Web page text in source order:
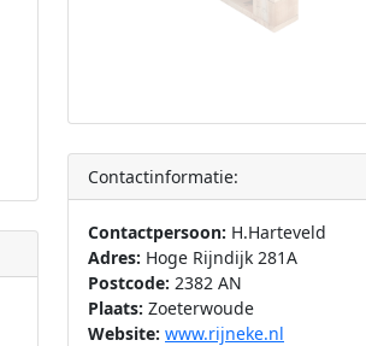
Contactinformatie:
Contactpersoon: H.Harteveld
Adres: Hoge Rijndijk 281A
Postcode: 2382 AN
Plaats: Zoeterwoude
Website: www.rijneke.nl